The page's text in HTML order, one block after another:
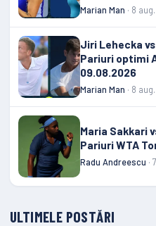
Marian Man · 8
Jiri Lehecka
Pariuri optimi
09.08.2026
Marian Man · 8
Maria Sakkari
Pariuri WTA
Radu Andreescu ·
ULTIMELE POSTĂRI